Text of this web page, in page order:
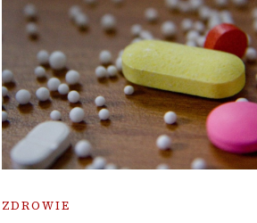
ZDROWIE